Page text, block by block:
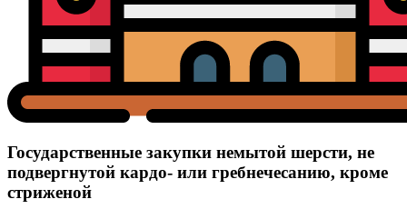
Государственные закупки немытой шерсти, не
подвергнутой кардо- или гребнечесанию, кроме
стриженой